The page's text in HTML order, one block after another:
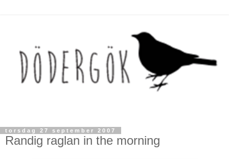
torsdag 27 september 2007
Randig raglan in the morning